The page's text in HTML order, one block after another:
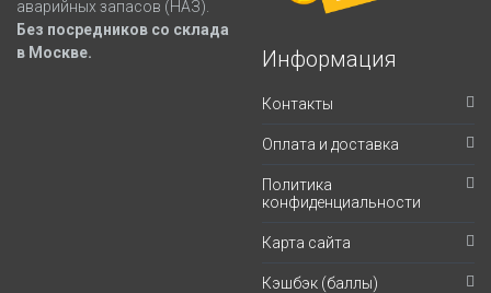
аварийных запасов (НАЗ).
Без посредников со склада
в Москве.
Информация
Контакты
Оплата и доставка
Политика
конфиденциальности
Карта сайта
Кэшбэк (баллы)